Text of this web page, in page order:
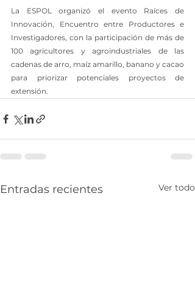
La ESPOL organizó el evento Raíces de
Innovación, Encuentro entre Productores e
Investigadores, con la participación de más de
100 agricultores y agroindustriales de las
cadenas de arro, maíz amarillo, banano y cacao
para priorizar potenciales proyectos de
extensión.
Entradas recientes Ver todo